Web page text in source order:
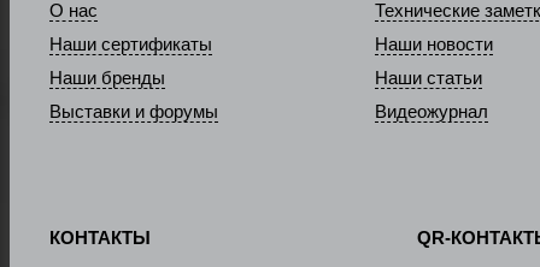
О нас
Наши сертификаты
Наши бренды
Выставки и форумы
Технические
Наши новости
Наши статьи
Видеожурнал
КОНТАКТЫ QR-